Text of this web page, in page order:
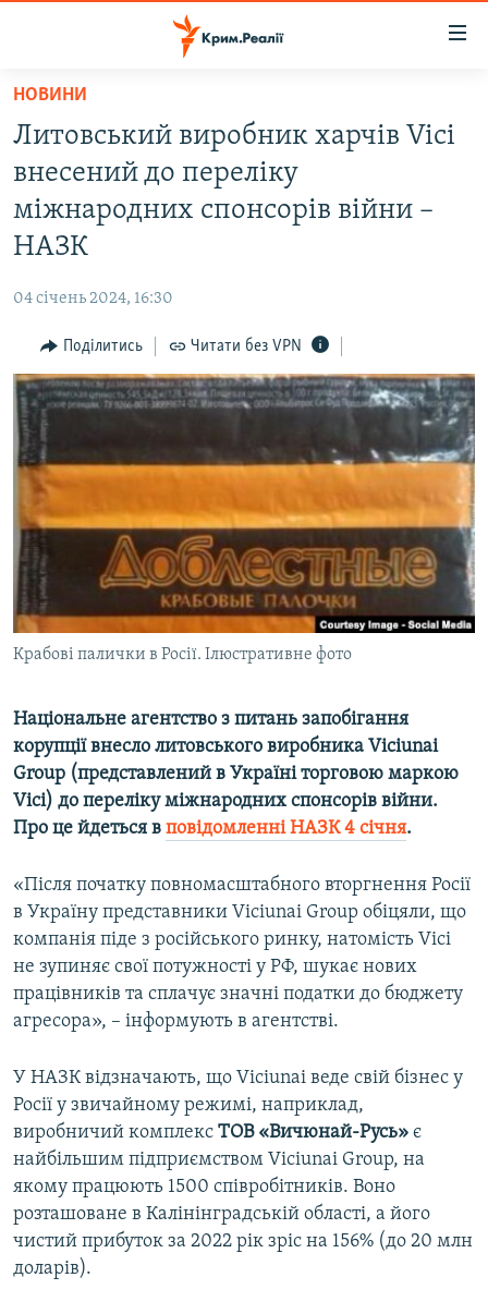
Перейти
основного
матеріалу
Перейти
до
основної
Перейти
пошуку
ВІДЕО ТА ФОТО
ПОЛІТИКА
ІНТЕРВ'Ю
ВСЕ ЗА ДЕНЬ
СПЕЦПРОЕКТИ
ДЕПОРТАЦІЯ
ВІДЕОУРОКИ «ELIFBE»
СВІДЧЕННЯ ОКУПАЦІЇ
УКРАЇНСЬКА ПРОБЛЕМА КРИМУ
ЯК ОБІЙТИ БЛОКУВАННЯ
Русский
Qırımtatar
ДОЛУЧАЙСЯ!
Усі сайти RFE/RL
НОВИНИ
Литовський виробник харчів Vici
внесений до переліку
міжнародних спонсорів війни –
НАЗК
04 січень 2024, 16:30
Поділитись Читати без VPN
Крабові палички в Росії. Ілюстративне фото
Національне агентство з питань запобігання
корупції внесло литовського виробника Viciunai
Group (представлений в Україні торговою маркою
Vici) до переліку міжнародних спонсорів війни.
Про це йдеться в повідомленні НАЗК 4 січня.
«Після початку повномасштабного вторгнення Росії
в Україну представники Viciunai Group обіцяли, що
компанія піде з російського ринку, натомість Vici
не зупиняє свої потужності у РФ, шукає нових
працівників та сплачує значні податки до бюджету
агресора», – інформують в агентстві.
У НАЗК відзначають, що Viciunai веде свій бізнес у
Росії у звичайному режимі, наприклад,
виробничий комплекс ТОВ «Вичюнай-Русь» є
найбільшим підприємством Viciunai Group, на
якому працюють 1500 співробітників. Воно
розташоване в Калінінградській області, а його
чистий прибуток за 2022 рік зріс на 156% (до 20 млн
доларів).